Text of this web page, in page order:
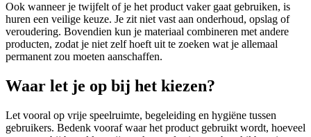
Ook wanneer je twijfelt of je het product vaker gaat gebruiken, is
huren een veilige keuze. Je zit niet vast aan onderhoud, opslag of
veroudering. Bovendien kun je materiaal combineren met andere
producten, zodat je niet zelf hoeft uit te zoeken wat je allemaal
permanent zou moeten aanschaffen.
Waar let je op bij het kiezen?
Let vooral op vrije speelruimte, begeleiding en hygiëne tussen
gebruikers. Bedenk vooraf waar het product gebruikt wordt, hoeveel